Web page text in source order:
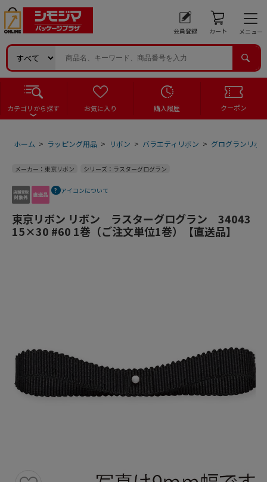
会員登録 カート メニュー
カテゴリから探す お気に入り 購入履歴 クーポン
ホーム > ラッピング用品 > リボン > バラエティリボン > グログランリボ
メーカー：東京リボン シリーズ：ラスターグログラン
アイコンについて
東京リボン リボン ラスターグログラン 34043
15×30 #60 1巻（ご注文単位1巻）【直送品】